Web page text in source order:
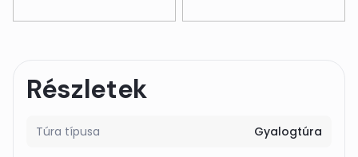
Részletek
Túra típusa Gyalogtúra